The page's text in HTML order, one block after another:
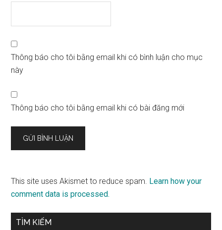
Thông báo cho tôi bằng email khi có bình luận cho mục
này
Thông báo cho tôi bằng email khi có bài đăng mới
This site uses Akismet to reduce spam. Learn how your
comment data is processed.
Sidebar
TÌM KIẾM